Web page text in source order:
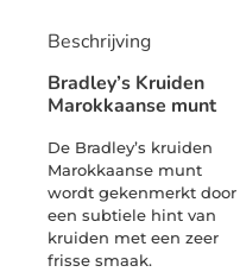
Beschrijving
Bradley’s Kruiden
Marokkaanse munt
De Bradley’s kruiden
Marokkaanse munt
wordt gekenmerkt door
een subtiele hint van
kruiden met een zeer
frisse smaak.